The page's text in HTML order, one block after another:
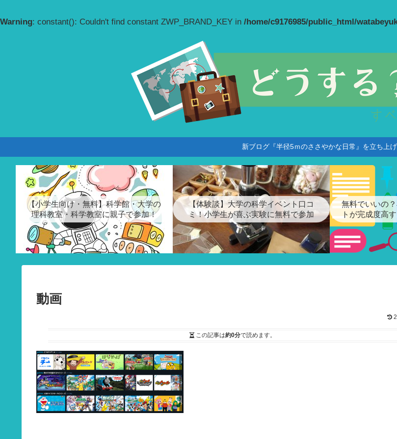
Warning: constant(): Couldn't find constant ZWP_BRAND_KEY in /home/c9176985/public_html/
新ブログ『半径5ｍのささやかな日常』を立ち上
【小学生向け・無料】科学館・大学の
理科教室・科学教室に親子で参加！
【体験談】大学の科学イベント口コ
ミ！小学生が喜ぶ実験に無料で参加
無料でいいの
トが完成度高
動画
この記事は約0分で読めます。